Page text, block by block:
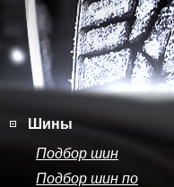
Шины
Подбор шин
Подбор шин по